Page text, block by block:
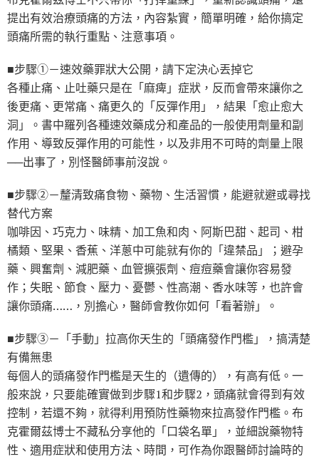
提出有效治療頭痛的方法，內容紮實，簡單明確，給你搞定
頭痛所需的執行重點、注意事項。
■步驟①－速效藥罪狀大公開，請下定決心丟掉它
各種止痛、止吐藥只是在「麻痺」症狀，反而會帶來讓你之
後更痛、更常痛、痛更久的「反彈作用」，結果「愈止愈大
洞」。書中羅列各種速效藥成分和產品的一般使用劑量和副
作用、導致反彈作用的可能性，以及非用不可時的劑量上限
──出事了，別怪醫師事前沒說。
■步驟②－釐清致痛食物、藥物、生活習慣，能避就避或尋找
替代方案
咖啡因、巧克力、味精、加工魚和肉、阿斯巴甜、起司、柑
橘類、堅果、香蕉、洋蔥中可能就有你的「違禁品」；避孕
藥、興奮劑、減肥藥、血管擴張劑、痘痘藥會讓你容易發
作；失眠、節食、壓力、憂鬱、性高潮、香水味等，也許會
讓你頭痛……，別擔心，醫師會教你如何「看著辦」。
■步驟③－「手動」拉高你天生的「頭痛發作門檻」，搞清楚
有備無患
每個人的頭痛發作門檻是天生的（遺傳的），有高有低。一
般來說，只要能確實做到步驟1和步驟2，頭痛就會得到有效
控制，若還不夠，就得利用預防性藥物來拉高發作門檻。布
克霍爾茲博士不藏私分享他的「口袋名單」，並細說藥物特
性、適用症狀和使用方法、時間，可作為你跟醫師討論時的